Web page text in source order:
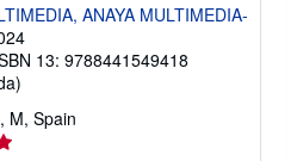
ANAYA MULTIMEDIA-
13: 9788441549418
M, Spain